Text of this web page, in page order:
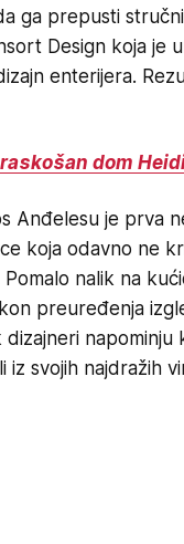
ga prepusti
Design koja je
enterijera.
dom
Anđelesu je prva
koja odavno ne
Pomalo nalik na
preuređenja
napominju
iz svojih najdražih